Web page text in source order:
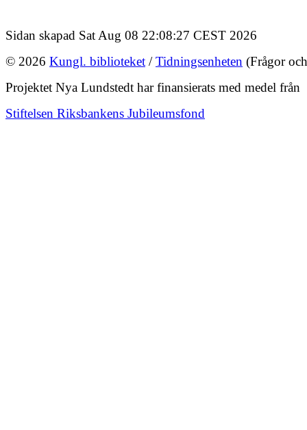
Sidan skapad Sat Aug 08 22:08:27 CEST 2026
© 2026 Kungl. biblioteket /Tidningsenheten (Frågor
Projektet Nya Lundstedt har finansierats med medel från
Stiftelsen Riksbankens Jubileumsfond